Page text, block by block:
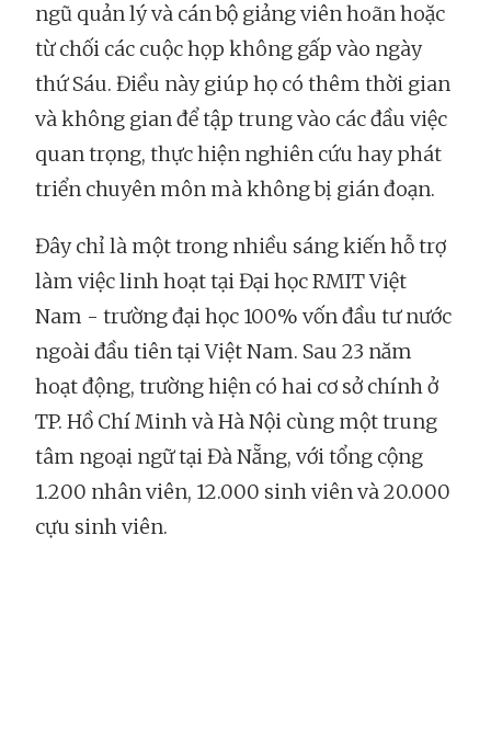
ngũ quản lý và cán bộ giảng viên hoãn hoặc
từ chối các cuộc họp không gấp vào ngày
thứ Sáu. Điều này giúp họ có thêm thời gian
và không gian để tập trung vào các đầu việc
quan trọng, thực hiện nghiên cứu hay phát
triển chuyên môn mà không bị gián đoạn.
Đây chỉ là một trong nhiều sáng kiến hỗ trợ
làm việc linh hoạt tại Đại học RMIT Việt
Nam - trường đại học 100% vốn đầu tư nước
ngoài đầu tiên tại Việt Nam. Sau 23 năm
hoạt động, trường hiện có hai cơ sở chính ở
TP. Hồ Chí Minh và Hà Nội cùng một trung
tâm ngoại ngữ tại Đà Nẵng, với tổng cộng
1.200 nhân viên, 12.000 sinh viên và 20.000
cựu sinh viên.